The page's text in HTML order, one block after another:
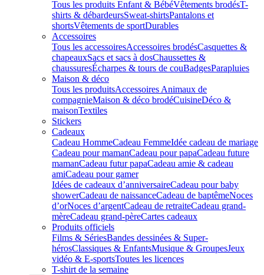
Tous les produits Enfant & BébéVêtements brodésT-
shirts & débardeursSweat-shirtsPantalons et
shortsVêtements de sportDurables
Accessoires
Tous les accessoiresAccessoires brodésCasquettes &
chapeauxSacs et sacs à dosChaussettes &
chaussuresÉcharpes & tours de couBadgesParapluies
Maison & déco
Tous les produitsAccessoires Animaux de
compagnieMaison & déco brodéCuisineDéco &
maisonTextiles
Stickers
Cadeaux
Cadeau HommeCadeau FemmeIdée cadeau de mariage​
Cadeau pour mamanCadeau pour papaCadeau future
mamanCadeau futur papaCadeau amie & cadeau
amiCadeau pour gamer
Idées de cadeaux d’anniversaireCadeau pour baby
showerCadeau de naissanceCadeau de baptêmeNoces
d’orNoces d’argentCadeau de retraiteCadeau grand-
mèreCadeau grand-pèreCartes cadeaux
Produits officiels
Films & SériesBandes dessinées & Super-
hérosClassiques & EnfantsMusique & GroupesJeux
vidéo & E-sportsToutes les licences
T-shirt de la semaine